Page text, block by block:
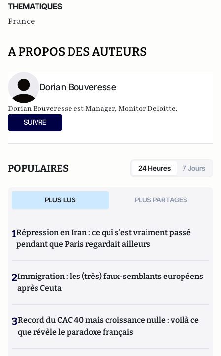
THEMATIQUES
France
A PROPOS DES AUTEURS
Dorian Bouveresse
Dorian Bouveresse est Manager, Monitor Deloitte.
SUIVRE
POPULAIRES 24 Heures 7 Jours
PLUS LUS PLUS PARTAGES
1Répression en Iran : ce qui s'est vraiment passé
pendant que Paris regardait ailleurs
2Immigration : les (très) faux-semblants européens
après Ceuta
3Record du CAC 40 mais croissance nulle : voilà ce
que révèle le paradoxe français